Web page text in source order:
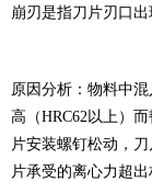
崩刃是指刀片刃口
原因分析： 物料中
高（HRC62以上）
片安装螺钉松动，
片承受的离心力超出